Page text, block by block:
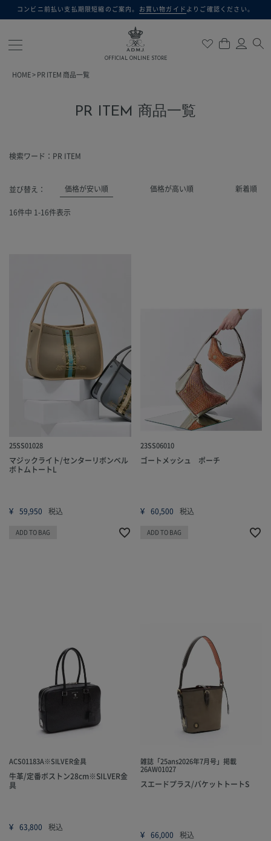
コンビニ前払い支払期限短縮のご案内。 お買い物ガイド よりご確認ください。
OFFICIAL ONLINE STORE
検索
HOME PR ITEM 商品一覧
PR ITEM 商品一覧
検索ワード：PR ITEM
並び替え 価格が安い順 価格が高い順 新着順
16件中 1-16件表示
25SS01028
マジックライト/センターリボンベル
ボトムトートL
¥ 59,950 税込
ADD TO BAG
23SS06010
ゴートメッシュ ポーチ
¥ 60,500 税込
ADD TO BAG
ACS01183A※SILVER金具
牛革/定番ボストン28cm※SILVER金
具
¥ 63,800 税込
雑誌「25ans2026年7月号」掲載
26AW01027
スエードプラス/バケットトートS
¥ 66,000 税込